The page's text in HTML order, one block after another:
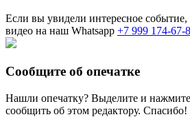
Если вы увидели интересное
видео на наш Whatsapp +7 999 174-67-
Сообщите об опечатке
Нашли опечатку? Выделите и нажмите
сообщить об этом редактору. Спасибо!